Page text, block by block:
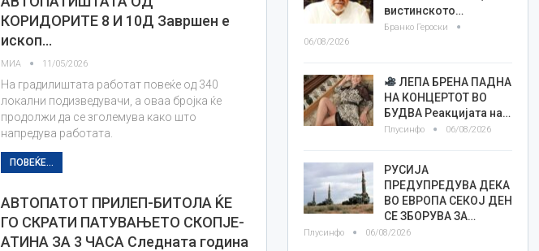
КОРИДОРИТЕ 8 И 10Д Завршен е
ископ…
МИА 11/05/2026
На градилиштата работат повеќе од 340
локални подизведувачи, а оваа бројка ќе
продолжи да се зголемува како што
напредува работата.
ПОВЕЌЕ...
АВТОПАТОТ ПРИЛЕП-БИТОЛА ЌЕ
ГО СКРАТИ ПАТУВАЊЕТО СКОПЈЕ-
АТИНА ЗА 3 ЧАСА Следната година
вистинското…
Бранко Героски
06/08/2026
ЛЕПА БРЕНА ПАДНА
НА КОНЦЕРТОТ ВО
БУДВА Реакцијата на…
Плусинфо 06/08/2026
РУСИЈА
ПРЕДУПРЕДУВА ДЕКА
ВО ЕВРОПА СЕКОЈ ДЕН
СЕ ЗБОРУВА ЗА…
Плусинфо 06/08/2026